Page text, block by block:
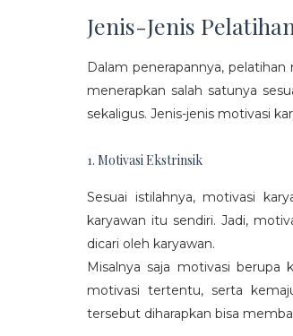
Jenis-Jenis
Dalam penerapannya,
menerapkan salah satunya
sekaligus. Jenis-jenis motivasi
1. Motivasi Ekstrinsik
Sesuai istilahnya, motivasi
karyawan itu sendiri. Jadi,
dicari oleh karyawan.
Misalnya saja motivasi berupa
motivasi tertentu, serta
tersebut diharapkan bisa